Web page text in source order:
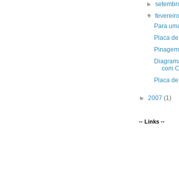
►
▼
Para
Placa
com
Placa
► 2007 (1)
-- Links --